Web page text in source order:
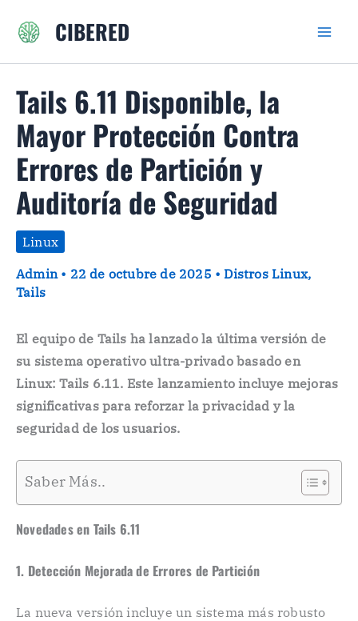
CIBERED
Tails 6.11 Disponible, la
Mayor Protección Contra
Errores de Partición y
Auditoría de Seguridad
Linux
Admin • 22 de octubre de 2025 •Distros Linux,
Tails
El equipo de Tails ha lanzado la última versión de
su sistema operativo ultra-privado basado en
Linux: Tails 6.11. Este lanzamiento incluye mejoras
significativas para reforzar la privacidad y la
seguridad de los usuarios.
Saber Más..
Novedades en Tails 6.11
1. Detección Mejorada de Errores de Partición
La nueva versión incluye un sistema más robusto